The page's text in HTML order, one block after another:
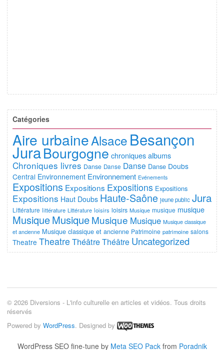
Catégories
Aire urbaineAlsace Besançon
JuraBourgogne chroniques albums
Chroniques livres Danse Danse Danse Danse Doubs
Central Environnement Environnement Evénements
Expositions Expositions Expositions Expositions
Expositions Haut Doubs Haute-Saône jeune public Jura
Littérature littérature Littérature loisirs loisirs Musique musique musique
MusiqueMusiqueMusique Musique Musique classique
et ancienne Musique classique et ancienne Patrimoine patrimoine salons
Theatre Theatre ThéâtreThéâtre Uncategorized
© 2026 Diversions - L'info culturelle en articles et vidéos. Tous droits
réservés
Powered by WordPress. Designed by
WordPress SEO fine-tune by Meta SEO Packfrom Poradnik